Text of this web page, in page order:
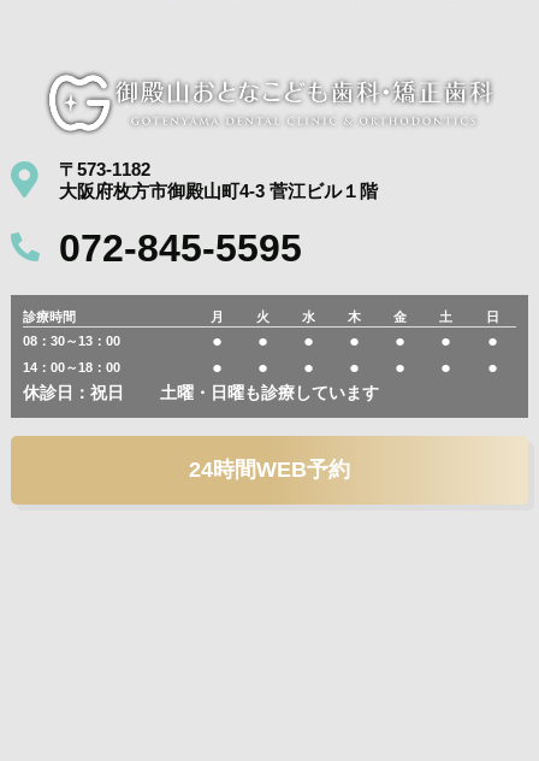
〒573-1182
大阪府枚方市御殿山町4-3 菅江ビル１階
072-845-5595
診療時間 月 火 水 木 金 土
日
08：30～13：00
● ● ● ● ● ● ●
14：00～18：00 ● ● ● ● ● ● ●
休診日：祝日 土曜・日曜も診療しています
24時間WEB予約